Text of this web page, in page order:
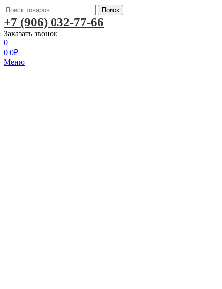
Поиск
+7 (906) 032-77-66
Заказать звонок
0
0 0₽
Меню